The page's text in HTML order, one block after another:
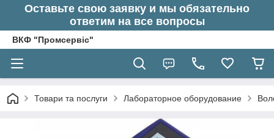
Оставьте свою заявку и мы обязательно
ответим на все вопросы
ВКФ "Промсервіс"
Товари та послуги Лабораторное оборудование